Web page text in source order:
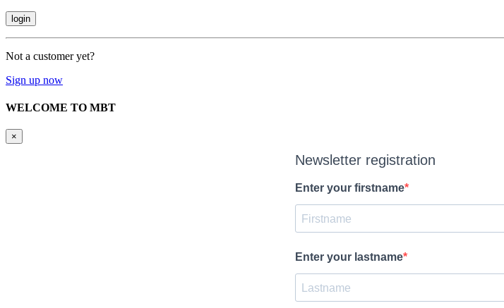
Not a customer yet?
Sign up now
WELCOME TO MBT
×
Newsletter registration
Enter your firstname
Enter your lastname